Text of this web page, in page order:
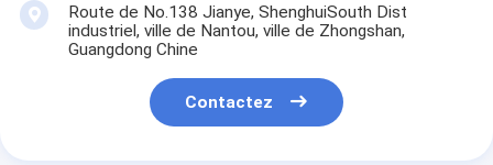
Route de No.138 Jianye, ShenghuiSouth Dist
industriel, ville de Nantou, ville de Zhongshan,
Guangdong Chine
Contactez